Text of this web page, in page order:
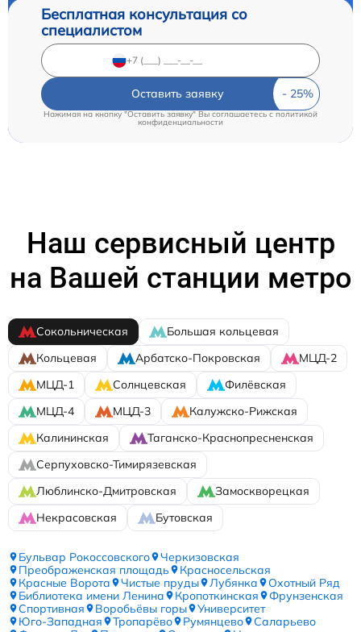
Бесплатная консультация со
специалистом
Оставить заявку
Нажимая на кнопку "Оставить заявку" Вы соглашаетесь cполитикой
конфиденциальности
Наш сервисный центр
на Вашей станции метро
Сокольническая
Большая кольцевая
Кольцевая
Арбатско-Покровская
МЦД-2
МЦД-1
Солнцевская
Филёвская
МЦД-4
МЦД-3
Калужско-Рижская
Калининская
Таганско-Краснопресненская
Серпуховско-Тимирязевская
Люблинско-Дмитровская
Замоскворецкая
Некрасовская
Бутовская
Бульвар Рокоссовского
Черкизовская
Преображенская площадь
Красносельская
Красные Ворота
Чистые пруды Лубянка
Охотный Ряд
Библиотека имени Ленина
Кропоткинская
Фрунзенская
Спортивная
Воробьёвы горы
Университет
Юго-Западная
Тропарёво Румянцево
Саларьево